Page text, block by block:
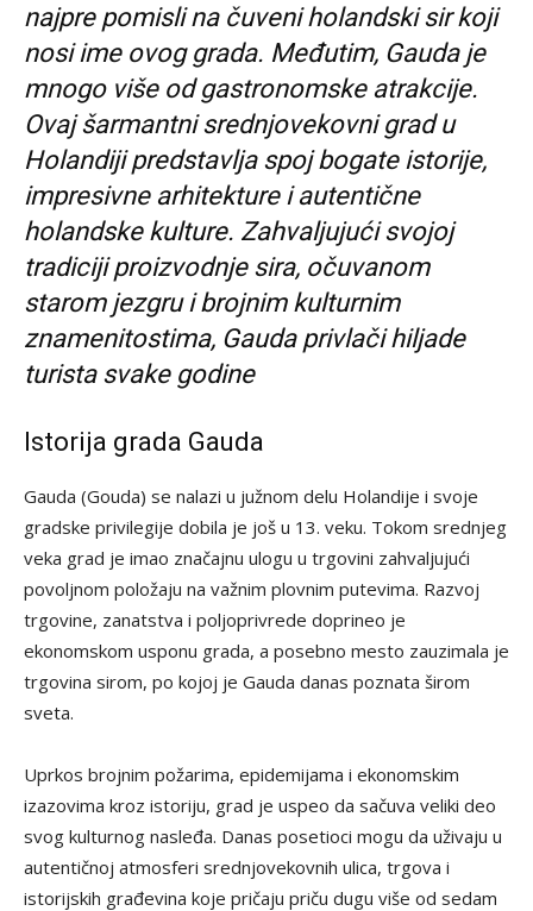
najpre pomisli na čuveni holandski sir koji
nosi ime ovog grada. Međutim, Gauda je
mnogo više od gastronomske atrakcije.
Ovaj šarmantni srednjovekovni grad u
Holandiji predstavlja spoj bogate istorije,
impresivne arhitekture i autentične
holandske kulture. Zahvaljujući svojoj
tradiciji proizvodnje sira, očuvanom
starom jezgru i brojnim kulturnim
znamenitostima, Gauda privlači hiljade
turista svake godine
Istorija grada Gauda
Gauda (Gouda) se nalazi u južnom delu Holandije i svoje
gradske privilegije dobila je još u 13. veku. Tokom srednjeg
veka grad je imao značajnu ulogu u trgovini zahvaljujući
povoljnom položaju na važnim plovnim putevima. Razvoj
trgovine, zanatstva i poljoprivrede doprineo je
ekonomskom usponu grada, a posebno mesto zauzimala je
trgovina sirom, po kojoj je Gauda danas poznata širom
sveta.
Uprkos brojnim požarima, epidemijama i ekonomskim
izazovima kroz istoriju, grad je uspeo da sačuva veliki deo
svog kulturnog nasleđa. Danas posetioci mogu da uživaju u
autentičnoj atmosferi srednjovekovnih ulica, trgova i
istorijskih građevina koje pričaju priču dugu više od sedam